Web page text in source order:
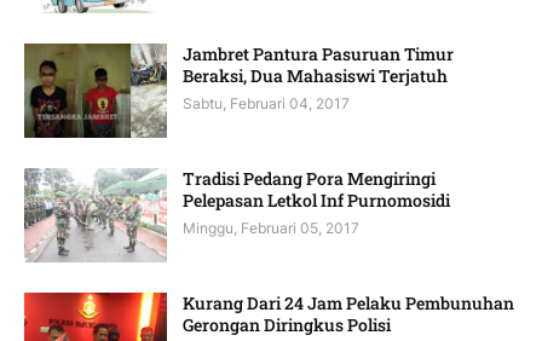
Jambret Pantura Pasuruan Timur
Beraksi, Dua Mahasiswi Terjatuh
Sabtu, Februari 04, 2017
Tradisi Pedang Pora Mengiringi
Pelepasan Letkol Inf Purnomosidi
Minggu, Februari 05, 2017
Kurang Dari 24 Jam Pelaku Pembunuhan
Gerongan Diringkus Polisi